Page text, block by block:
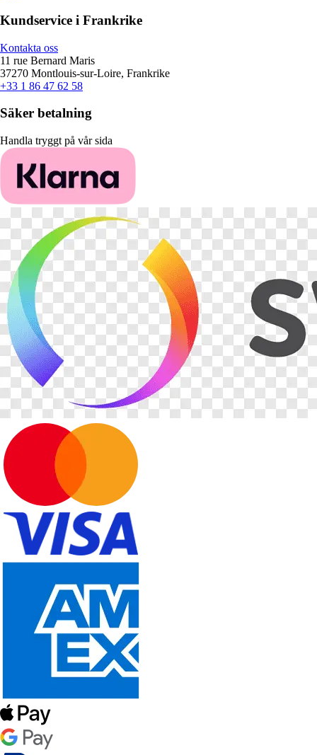
Kundservice i Frankrike
Kontakta oss
11 rue Bernard Maris
37270 Montlouis-sur-Loire, Frankrike
+33 1 86 47 62 58
Säker betalning
Handla tryggt på vår sida